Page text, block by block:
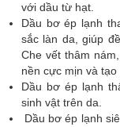
với dầu từ hạt.
Dầu bơ ép lạnh
sắc làn da, giúp
Che vết thâm
nền cực mịn và
Dầu bơ ép lạnh
sinh vật trên da.
Dầu bơ ép lạnh